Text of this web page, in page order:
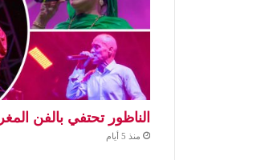
الناظور تحتفي بالفن
منذ 5 أيام